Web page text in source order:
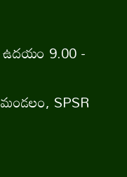
9.00 -
SPSR